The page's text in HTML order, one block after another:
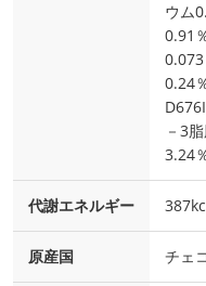
ウム
0.91
0.24
－3
3.24
代謝エネルギー
原産国 チェ